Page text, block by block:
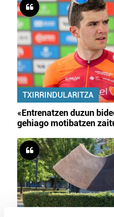
TXIRRINDULARITZA
«Entrenatzen duzun
gehiago motibatzen